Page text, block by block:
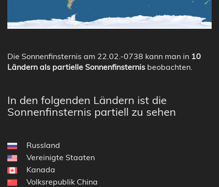
Die Sonnenfinsternis am 22.02.-0738 kann man in 10
Ländern als partielle Sonnenfinsternis beobachten.
In den folgenden Ländern ist die
Sonnenfinsternis partiell zu sehen
Russland
Vereinigte Staaten
Kanada
Volksrepublik China